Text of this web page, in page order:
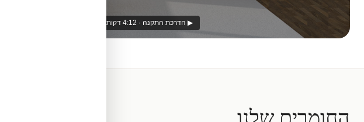
▶ הדרכת התקנה · 4:12 דקות